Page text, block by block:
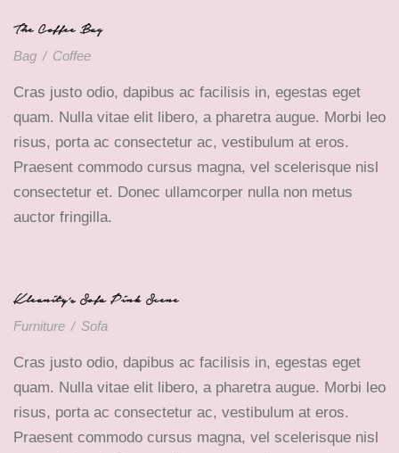
The Coffee Bag
Bag / Coffee
Cras justo odio, dapibus ac facilisis in, egestas eget
quam. Nulla vitae elit libero, a pharetra augue. Morbi leo
risus, porta ac consectetur ac, vestibulum at eros.
Praesent commodo cursus magna, vel scelerisque nisl
consectetur et. Donec ullamcorper nulla non metus
auctor fringilla.
Kleanity’s Sofa Pink Scene
Furniture / Sofa
Cras justo odio, dapibus ac facilisis in, egestas eget
quam. Nulla vitae elit libero, a pharetra augue. Morbi leo
risus, porta ac consectetur ac, vestibulum at eros.
Praesent commodo cursus magna, vel scelerisque nisl